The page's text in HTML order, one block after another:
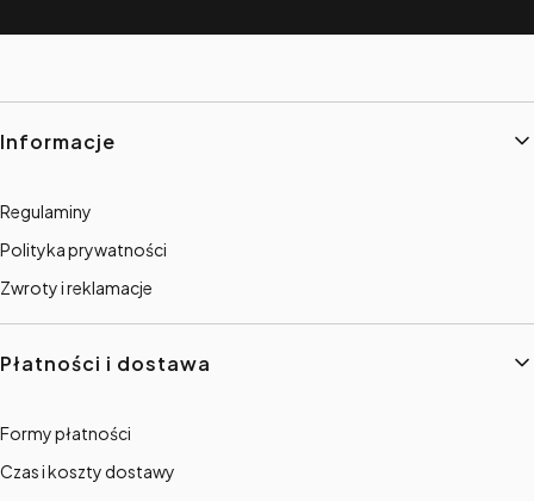
Linki w stopce
Informacje
Regulaminy
Polityka prywatności
Zwroty i reklamacje
Płatności i dostawa
Formy płatności
Czas i koszty dostawy